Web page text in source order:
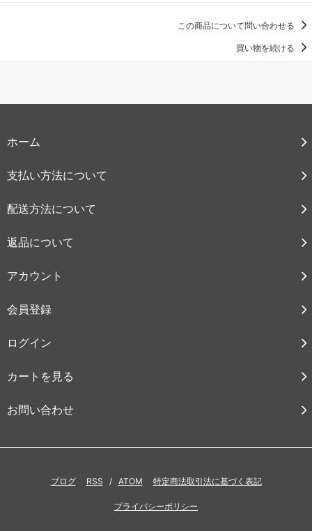
この商品について問い合わせる
買い物を続ける
ホーム
支払い方法について
配送方法について
返品について
アカウント
会員登録
ログイン
カートを見る
お問い合わせ
ブログ RSS / ATOM 特定商法取引法に基づく表記
プライバシーポリシー